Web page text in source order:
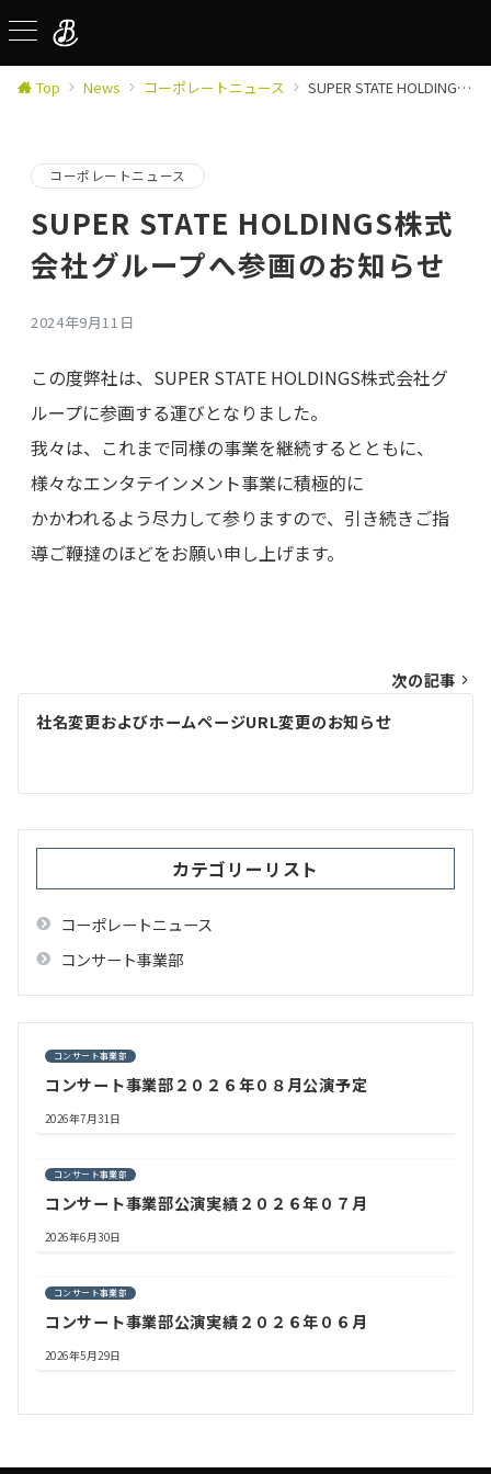
Top News コーポレートニュース SUPER STATE HOLDINGS株式会社グループへ参画のお知らせ
コーポレートニュース
SUPER STATE HOLDINGS株式
会社グループへ参画のお知らせ
2024年9月11日
この度弊社は、SUPER STATE HOLDINGS株式会社グ
ループに参画する運びとなりました。
我々は、これまで同様の事業を継続するとともに、
様々なエンタテインメント事業に積極的に
かかわれるよう尽力して参りますので、引き続きご指
導ご鞭撻のほどをお願い申し上げます。
稿
ビ
ゲ
シ
ョ
ン
次の記事
社名変更およびホームページURL変更のお知らせ
カテゴリーリスト
コーポレートニュース
コンサート事業部
コンサート事業部
コンサート事業部２０２６年０８月公演予定
2026年7月31日
コンサート事業部
コンサート事業部公演実績２０２６年０７月
2026年6月30日
コンサート事業部
コンサート事業部公演実績２０２６年０６月
2026年5月29日